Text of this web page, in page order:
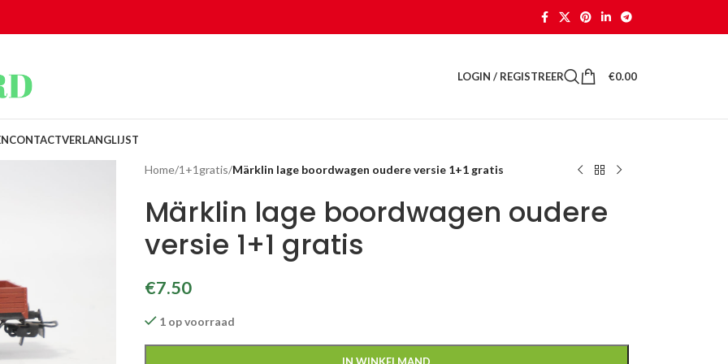
LOGIN / REGISTREER €0.00
CONTACTVERLANGLIJST
Home/1+1gratis/Märklin lage boordwagen oudere versie 1+1 gratis
Märklin lage boordwagen oudere
versie 1+1 gratis
€7.50
1 op voorraad